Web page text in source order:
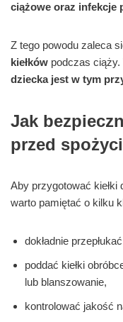
ciążowe oraz infekcje
Z tego powodu zaleca
kiełków podczas ciąży.
dziecka jest w tym
Jak
przed
Aby przygotować
warto pamiętać o kilku
dokładnie
poddać kiełki
lub blanszowanie,
kontrolować jakość